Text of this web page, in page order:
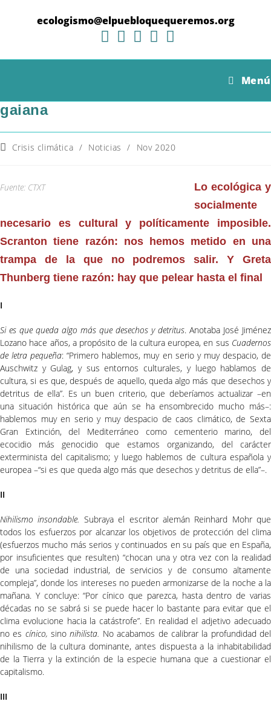
ecologismo@elpuebloquequeremos.org
Menú
gaiana
Categoría
Crisis climática / Noticias / Nov 2020
Fuente: CTXT
Lo ecológica y
socialmente
necesario es cultural y políticamente imposible.
Scranton tiene razón: nos hemos metido en una
trampa de la que no podremos salir. Y Greta
Thunberg tiene razón: hay que pelear hasta el final
I
Si es que queda algo más que desechos y detritus. Anotaba José Jiménez
Lozano hace años, a propósito de la cultura europea, en sus Cuadernos
de letra pequeña: “Primero hablemos, muy en serio y muy despacio, de
Auschwitz y Gulag, y sus entornos culturales, y luego hablamos de
cultura, si es que, después de aquello, queda algo más que desechos y
detritus de ella”. Es un buen criterio, que deberíamos actualizar –en
una situación histórica que aún se ha ensombrecido mucho más–:
hablemos muy en serio y muy despacio de caos climático, de Sexta
Gran Extinción, del Mediterráneo como cementerio marino, del
ecocidio más genocidio que estamos organizando, del carácter
exterminista del capitalismo; y luego hablemos de cultura española y
europea –“si es que queda algo más que desechos y detritus de ella”–.
II
Nihilismo insondable. Subraya el escritor alemán Reinhard Mohr que
todos los esfuerzos por alcanzar los objetivos de protección del clima
(esfuerzos mucho más serios y continuados en su país que en España,
por insuficientes que resulten) “chocan una y otra vez con la realidad
de una sociedad industrial, de servicios y de consumo altamente
compleja”, donde los intereses no pueden armonizarse de la noche a la
mañana. Y concluye: “Por cínico que parezca, hasta dentro de varias
décadas no se sabrá si se puede hacer lo bastante para evitar que el
clima evolucione hacia la catástrofe”. En realidad el adjetivo adecuado
no es cínico, sinonihilista. No acabamos de calibrar la profundidad del
nihilismo de la cultura dominante, antes dispuesta a la inhabitabilidad
de la Tierra y la extinción de la especie humana que a cuestionar el
capitalismo.
III